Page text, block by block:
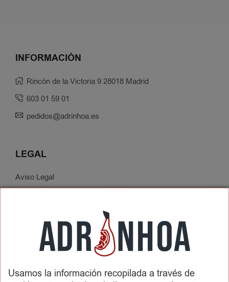
INFORMACIÓN
Rincón de la Victoria 9 28018 Madrid
603 01 59 01
pedidos@adrinhoa.es
LEGAL
Aviso Legal
Condiciones de Contratación
Envíos y Devoluciones
SOBRE ADRINHOA
Conócenos
Usamos la información recopilada a través de